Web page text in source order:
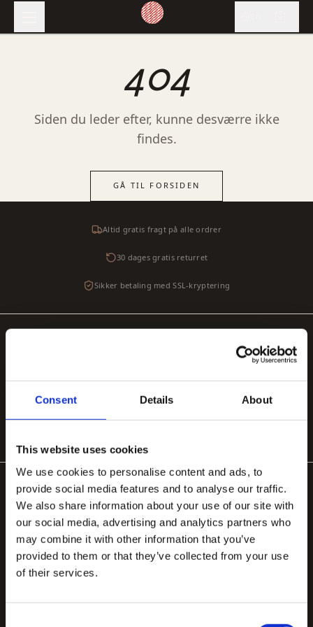
Consent Details About
This website uses cookies
We use cookies to personalise content and ads, to
provide social media features and to analyse our traffic.
We also share information about your use of our site with
our social media, advertising and analytics partners who
may combine it with other information that you’ve
provided to them or that they’ve collected from your use
of their services.
404
Siden du leder efter, kunne desværre ikke
findes.
GÅ TIL FORSIDEN
Altid gratis fragt på alle ordrer
30 dages gratis returret
Sikker betaling med SSL-kryptering
Store tæpper 200×300
Organiske tæpperTæpper til stuenTæppe under spisebord
Håndlavede tæpper designet i København, fremstillet
med stolthed i Bhadohi.